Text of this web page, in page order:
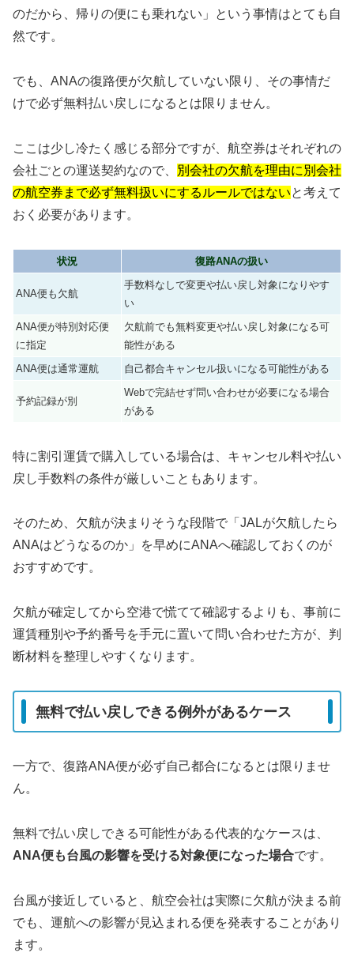
のだから、帰りの便にも乗れない」という事情はとても自
然です。
でも、ANAの復路便が欠航していない限り、その事情だ
けで必ず無料払い戻しになるとは限りません。
ここは少し冷たく感じる部分ですが、航空券はそれぞれの
会社ごとの運送契約なので、
別会社の欠航を理由に別会社
の航空券まで必ず無料扱いにするルールではないと考えて
おく必要があります。
状況 復路ANAの扱い
ANA便も欠航
手数料なしで変更や払い戻し対象になりやす
い
ANA便が特別対応便
に指定
欠航前でも無料変更や払い戻し対象になる可
能性がある
ANA便は通常運航
自己都合キャンセル扱いになる可能性がある
予約記録が別
Webで完結せず問い合わせが必要になる場合
がある
特に割引運賃で購入している場合は、キャンセル料や払い
戻し手数料の条件が厳しいこともあります。
そのため、欠航が決まりそうな段階で「JALが欠航したら
ANAはどうなるのか」を早めにANAへ確認しておくのが
おすすめです。
欠航が確定してから空港で慌てて確認するよりも、事前に
運賃種別や予約番号を手元に置いて問い合わせた方が、判
断材料を整理しやすくなります。
無料で払い戻しできる例外があるケース
一方で、復路ANA便が必ず自己都合になるとは限りませ
ん。
無料で払い戻しできる可能性がある代表的なケースは、
ANA便も台風の影響を受ける対象便になった場合です。
台風が接近していると、航空会社は実際に欠航が決まる前
でも、運航への影響が見込まれる便を発表することがあり
ます。